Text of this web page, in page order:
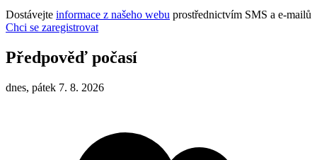
Dostávejte informace z našeho webu prostřednictvím SMS a e-mailů
Chci se zaregistrovat
Předpověď počasí
dnes, pátek 7. 8. 2026